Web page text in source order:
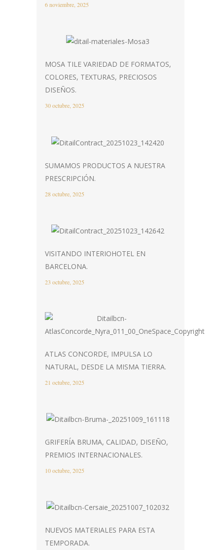
6 noviembre, 2025
MOSA TILE VARIEDAD DE FORMATOS,
COLORES, TEXTURAS, PRECIOSOS
DISEÑOS.
30 octubre, 2025
SUMAMOS PRODUCTOS A NUESTRA
PRESCRIPCIÓN.
28 octubre, 2025
VISITANDO INTERIOHOTEL EN
BARCELONA.
23 octubre, 2025
ATLAS CONCORDE, IMPULSA LO
NATURAL, DESDE LA MISMA TIERRA.
21 octubre, 2025
GRIFERÍA BRUMA, CALIDAD, DISEÑO,
PREMIOS INTERNACIONALES.
10 octubre, 2025
NUEVOS MATERIALES PARA ESTA
TEMPORADA.